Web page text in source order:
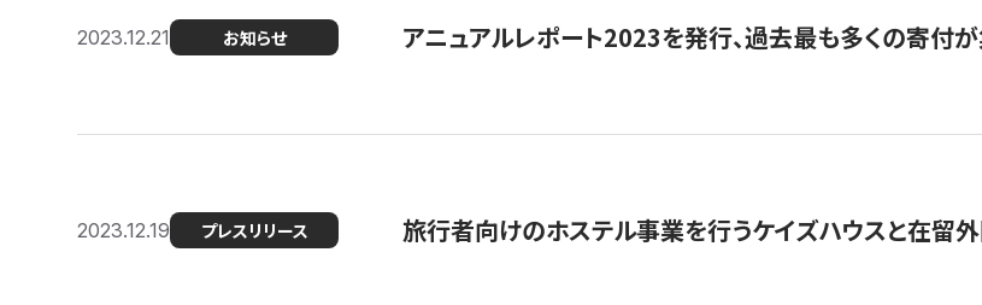
2023.12.21 お知らせ アニュアルレポート2023を発行、過去最も多くの寄付
2023.12.19 プレスリリース 旅行者向けのホステル事業を行うケイズハウスと在留